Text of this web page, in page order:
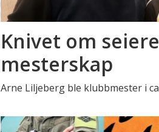
Knivet om
mesterskap
Arne Liljeberg ble klubbmester i